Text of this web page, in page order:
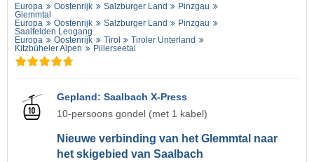
Europa Oostenrijk Salzburger Land
Pinzgau
Glemmtal
Europa
Oostenrijk Salzburger Land
Pinzgau
Saalfelden Leogang
Europa
Oostenrijk Tirol
Tiroler Unterland
Kitzbüheler Alpen
Pillerseetal
Gepland: Saalbach X-Press
10-persoons gondel (met 1 kabel)
Nieuwe verbinding van het Glemmtal naar
het skigebied van Saalbach